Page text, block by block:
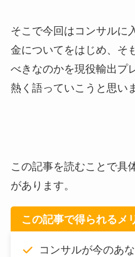
そこで今回はコンサルに
金についてをはじめ、そ
べきなのかを現役輸出プ
熱く語っていこうと思い
この記事を読むことで具
があります。
この記事で得られるメ
コンサルが今のあ